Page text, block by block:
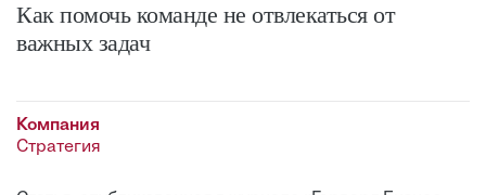
Как помочь команде не отвлекаться от
важных задач
Компания
Стратегия